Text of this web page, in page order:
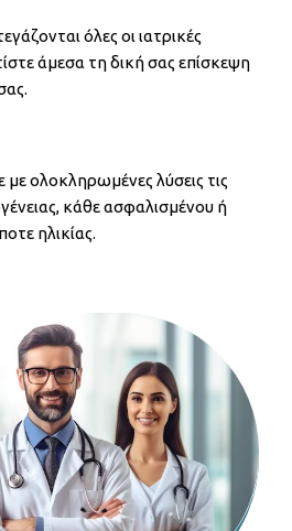
όλες οι ιατρικές
άμεσα τη δική σας επίσκεψη
ολοκληρωμένες λύσεις τις
κάθε ασφαλισμένου ή
ηλικίας.